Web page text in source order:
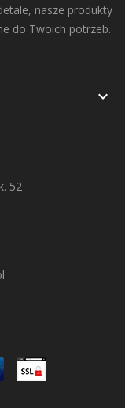
nasze produkty
do Twoich potrzeb.

52